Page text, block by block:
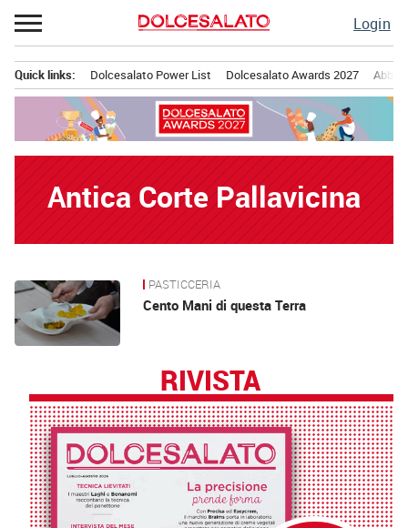
Passa
al
Login
principale
Quick links: Dolcesalato Power List Dolcesalato Awards 2027
Antica Corte Pallavicina
News PASTICCERIA
Cento Mani di questa Terra
RIVISTA